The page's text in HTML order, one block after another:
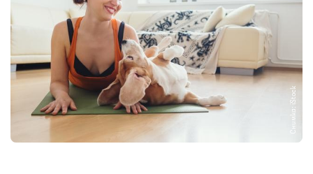
Снимка: iStock